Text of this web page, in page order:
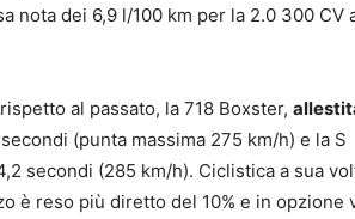
nota dei 6,9 l/100 km per la 2.0 300 CV
al passato, la 718 Boxster,
(punta massima 275 km/h) e la S
secondi (285 km/h). Ciclistica a sua
è reso più diretto del 10% e in opzione